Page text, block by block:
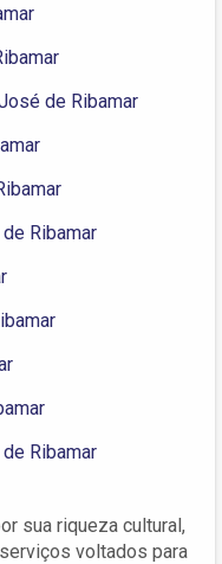
de Ribamar
Ribamar
Ribamar
sua riqueza cultural,
voltados para